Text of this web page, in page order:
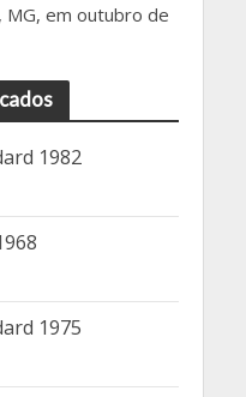
MG, em outubro de
1982
1975